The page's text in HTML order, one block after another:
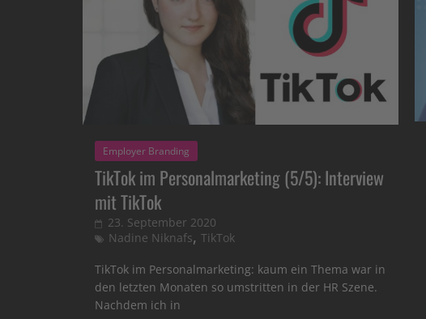
Employer Branding
TikTok im Personalmarketing (5/5): Interview
mit TikTok
23. September 2020
Nadine Niknafs, TikTok
TikTok im Personalmarketing: kaum ein Thema war in
den letzten Monaten so umstritten in der HR Szene.
Nachdem ich in